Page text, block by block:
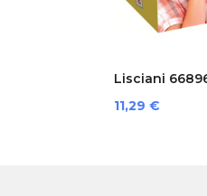
Lisciani
Preis
11,29 €